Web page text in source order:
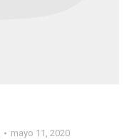
mayo 11, 2020